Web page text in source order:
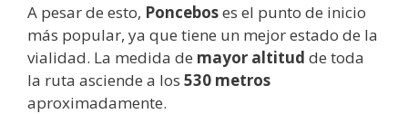
A pesar de esto, Ponceboses el punto de inicio
más popular, ya que tiene un mejor estado de la
vialidad. La medida de mayor altitud de toda
la ruta asciende a los 530 metros
aproximadamente.